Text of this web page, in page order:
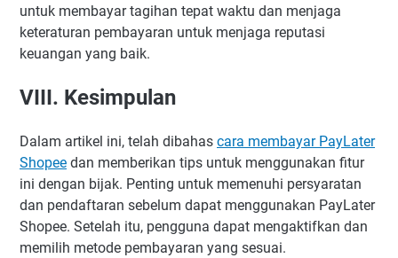
untuk membayar tagihan tepat waktu dan menjaga
keteraturan pembayaran untuk menjaga reputasi
keuangan yang baik.
VIII. Kesimpulan
Dalam artikel ini, telah dibahas cara membayar PayLater
Shopee dan memberikan tips untuk menggunakan fitur
ini dengan bijak. Penting untuk memenuhi persyaratan
dan pendaftaran sebelum dapat menggunakan PayLater
Shopee. Setelah itu, pengguna dapat mengaktifkan dan
memilih metode pembayaran yang sesuai.